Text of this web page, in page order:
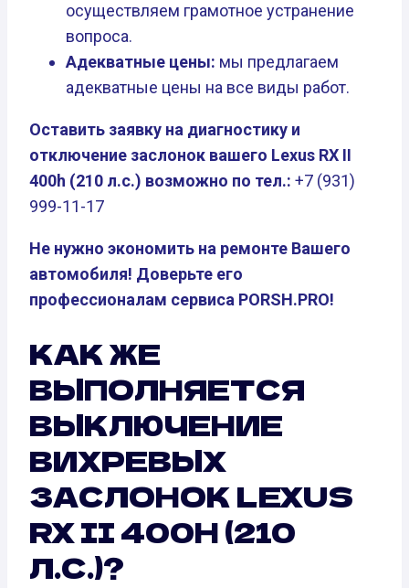
осуществляем грамотное устранение
вопроса.
Адекватные цены: мы предлагаем
адекватные цены на все виды работ.
Оставить заявку на диагностику и
отключение заслонок вашего Lexus RX II
400h (210 л.с.) возможно по тел.: +7 (931)
999-11-17
Не нужно экономить на ремонте Вашего
автомобиля! Доверьте его
профессионалам сервиса PORSH.PRO!
КАК ЖЕ
ВЫПОЛНЯЕТСЯ
ВЫКЛЮЧЕНИЕ
ВИХРЕВЫХ
ЗАСЛОНОК LEXUS
RX II 400H (210
Л.С.)?